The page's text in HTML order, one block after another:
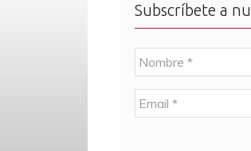
Subscríbete a
N
o
m
b
r
E
m